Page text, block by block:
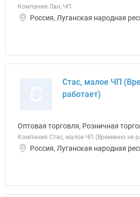
Компания Лан, ЧП
Россия, Луганская народная
Стас, малое ЧП
работает)
Оптовая торговля, Розничная
Компания Стас, малое ЧП (Временно не
Россия, Луганская народная